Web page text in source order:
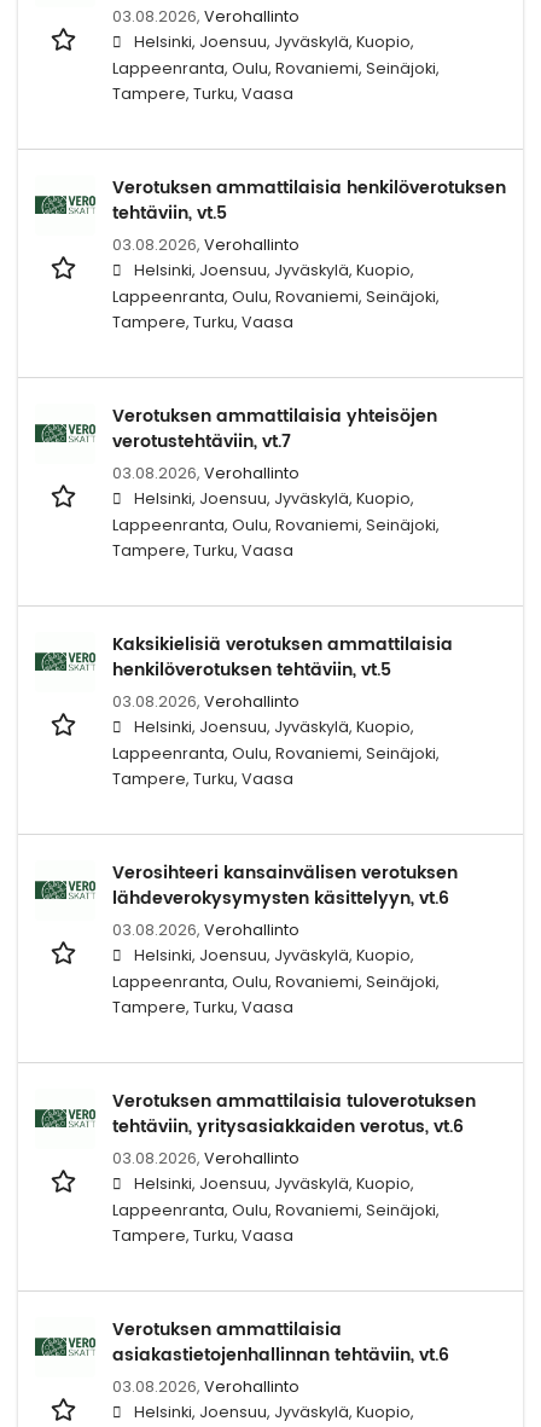
03.08.2026, Verohallinto
Helsinki, Joensuu, Jyväskylä, Kuopio,
Lappeenranta, Oulu, Rovaniemi, Seinäjoki,
Tampere, Turku, Vaasa
Verotuksen ammattilaisia henkilöverotuksen
tehtäviin, vt.5
03.08.2026, Verohallinto
Helsinki, Joensuu, Jyväskylä, Kuopio,
Lappeenranta, Oulu, Rovaniemi, Seinäjoki,
Tampere, Turku, Vaasa
Verotuksen ammattilaisia yhteisöjen
verotustehtäviin, vt.7
03.08.2026, Verohallinto
Helsinki, Joensuu, Jyväskylä, Kuopio,
Lappeenranta, Oulu, Rovaniemi, Seinäjoki,
Tampere, Turku, Vaasa
Kaksikielisiä verotuksen ammattilaisia
henkilöverotuksen tehtäviin, vt.5
03.08.2026, Verohallinto
Helsinki, Joensuu, Jyväskylä, Kuopio,
Lappeenranta, Oulu, Rovaniemi, Seinäjoki,
Tampere, Turku, Vaasa
Verosihteeri kansainvälisen verotuksen
lähdeverokysymysten käsittelyyn, vt.6
03.08.2026, Verohallinto
Helsinki, Joensuu, Jyväskylä, Kuopio,
Lappeenranta, Oulu, Rovaniemi, Seinäjoki,
Tampere, Turku, Vaasa
Verotuksen ammattilaisia tuloverotuksen
tehtäviin, yritysasiakkaiden verotus, vt.6
03.08.2026, Verohallinto
Helsinki, Joensuu, Jyväskylä, Kuopio,
Lappeenranta, Oulu, Rovaniemi, Seinäjoki,
Tampere, Turku, Vaasa
Verotuksen ammattilaisia
asiakastietojenhallinnan tehtäviin, vt.6
03.08.2026, Verohallinto
Helsinki, Joensuu, Jyväskylä, Kuopio,